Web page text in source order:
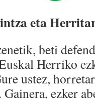
eta
beti
Herriko
ustez,
ezker